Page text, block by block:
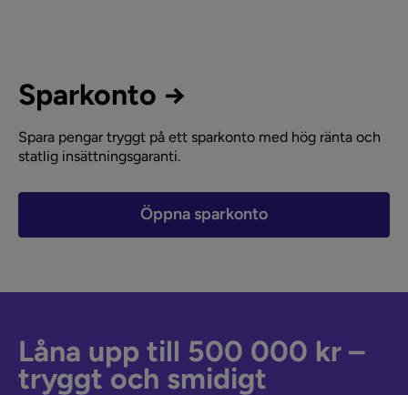
Sparkonto →
Spara pengar tryggt på ett sparkonto med hög ränta och
statlig insättningsgaranti.
Öppna sparkonto
Låna upp till 500 000 kr –
tryggt och smidigt